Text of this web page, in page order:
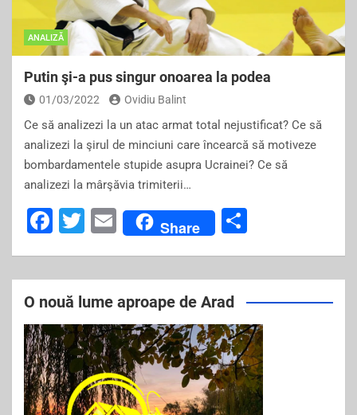
ANALIZĂ
Putin şi-a pus singur onoarea la podea
01/03/2022 Ovidiu Balint
Ce să analizezi la un atac armat total nejustificat? Ce să
analizezi la şirul de minciuni care încearcă să motiveze
bombardamentele stupide asupra Ucrainei? Ce să
analizezi la mârşăvia trimiterii…
F
c
e
b
o
o
k
T
tt
er
E
m
ai
l
Share
ar
e
O nouă lume aproape de Arad